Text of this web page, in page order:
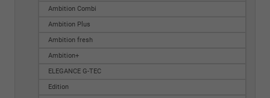
Ambition Combi
Ambition Plus
Ambition fresh
Ambition+
ELEGANCE G-TEC
Edition